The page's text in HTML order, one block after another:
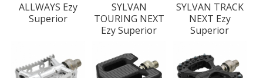
ALLWAYS Ezy
Superior
SYLVAN
TOURING NEXT
Ezy Superior
SYLVAN TRACK
NEXT Ezy
Superior